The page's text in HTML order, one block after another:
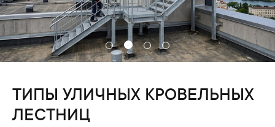
ТИПЫ УЛИЧНЫХ КРОВЕЛЬНЫХ
ЛЕСТНИЦ